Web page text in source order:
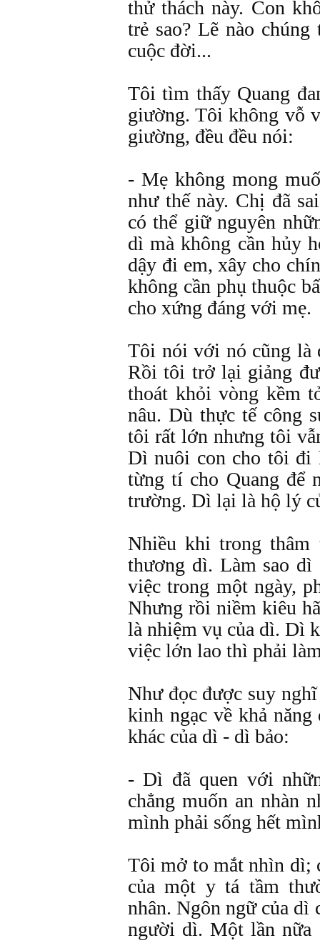
thử thách này. Con
trẻ sao? Lẽ nào
cuộc đời...
Tôi tìm thấy Quang
giường. Tôi không vỗ
giường, đều đều nói:
- Mẹ không mong
như thế này. Chị đã
có thể giữ nguyên
dì mà không cần hủy
dậy đi em, xây cho
không cần phụ thuộc
cho xứng đáng với mẹ.
Tôi nói với nó cũng là
Rồi tôi trở lại giảng
thoát khỏi vòng kềm
nâu. Dù thực tế công
tôi rất lớn nhưng tôi
Dì nuôi con cho tôi đi
từng tí cho Quang để
trường. Dì lại là hộ lý
Nhiều khi trong thâm
thương dì. Làm sao dì
việc trong một ngày,
Nhưng rồi niềm kiêu
là nhiệm vụ của dì. Dì
việc lớn lao thì phải
Như đọc được suy
kinh ngạc về khả
khác của dì - dì bảo:
- Dì đã quen với
chẳng muốn an nhàn
mình phải sống hết
Tôi mở to mắt nhìn dì;
của một y tá tầm
nhân. Ngôn ngữ của dì
người dì. Một lần nữa